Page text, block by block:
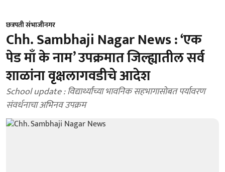
छत्रपती संभाजीनगर
Chh. Sambhaji Nagar News : ‘एक
पेड माँ के नाम’ उपक्रमात जिल्ह्यातील सर्व
शाळांना वृक्षलागवडीचे आदेश
School update : विद्यार्थ्यांच्या भावनिक सहभागासोबत पर्यावरण
संवर्धनाचा अभिनव उपक्रम